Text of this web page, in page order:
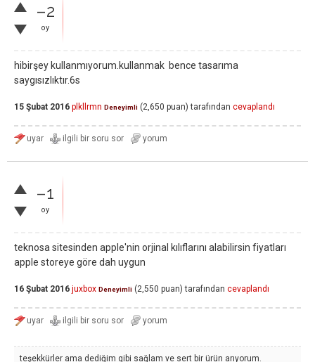
–2
oy
hibirşey kullanmıyorum.kullanmak bence tasarıma
saygısızlıktır.6s
15 Şubat 2016 plkllrmn Deneyimli (2,650 puan) tarafından cevaplandı
–1
oy
teknosa sitesinden apple'nin orjinal kılıflarını alabilirsin fiyatları
apple storeye göre dah uygun
16 Şubat 2016 juxbox Deneyimli (2,550 puan) tarafından cevaplandı
teşekkürler ama dediğim gibi sağlam ve sert bir ürün arıyorum.